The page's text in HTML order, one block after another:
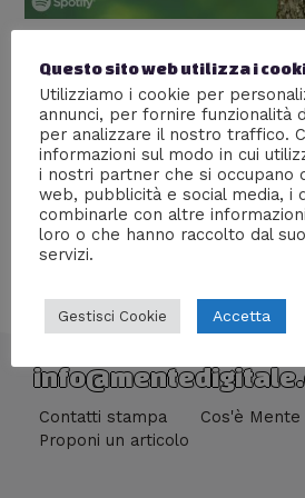
Timeless Love Songs
Lascia un commento /Tecnologia/
L’amore al tempo di Spotify
Contatti stampa
Cos'è Mente
Proponi un articolo
Questo sito web utilizza i
Utilizziamo i cookie per
annunci, per fornire funzionalità
per analizzare il nostro traffico.
informazioni sul modo in cui
i nostri partner che si occupano
web, pubblicità e social media, i
combinarle con altre
loro o che hanno raccolto dal
servizi.
Gestisci Cookie Accetta